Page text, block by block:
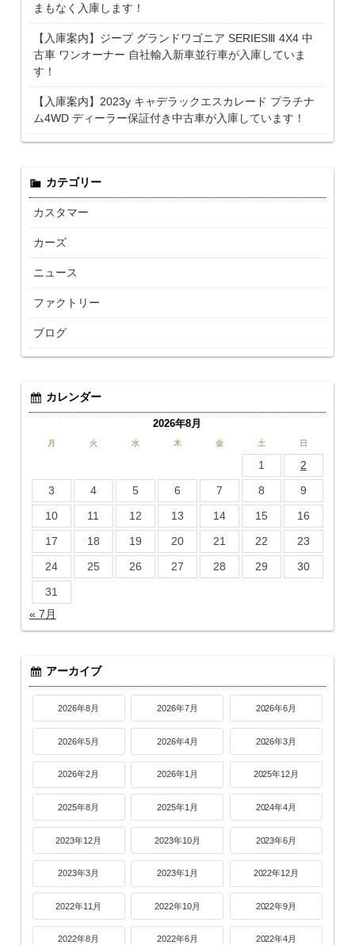
まもなく入庫します！
【入庫案内】ジープ グランドワゴニア SERIESⅢ 4X4 中
古車 ワンオーナー 自社輸入新車並行車が入庫していま
す！
【入庫案内】2023y キャデラックエスカレード プラチナ
ム4WD ディーラー保証付き中古車が入庫しています！
カテゴリー
カスタマー
カーズ
ニュース
ファクトリー
ブログ
カレンダー
2026年8月
月 火 水 木 金 土 日
1
2
3
4 5 6 7 8
9
10
11 12 13 14 15
16
17
18 19 20 21 22
23
24
25 26 27 28 29
30
31
« 7月
アーカイブ
2026年8月 2026年7月 2026年6月
2026年5月 2026年4月 2026年3月
2026年2月 2026年1月 2025年12月
2025年8月 2025年1月 2024年4月
2023年12月 2023年10月 2023年6月
2023年3月 2023年1月 2022年12月
2022年11月 2022年10月 2022年9月
2022年8月 2022年6月 2022年4月